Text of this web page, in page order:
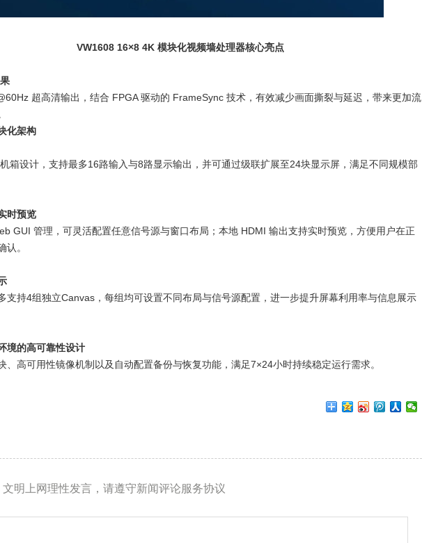
VW1608 16×8 4K 模块化视频墙处理器核心亮点
超高清输出，结合 FPGA驱动的 FrameSync 技术，有效减少画面撕裂与延迟，带来更加流
化架构
机箱设计，支持最多16路输入与8路显示输出，并可通过级联扩展至24块显示屏，满足不同规模部
时预览
GUI 管理，可灵活配置任意信号源与窗口布局；本地 HDMI 输出支持实时预览，方便用户在正
认。
支持4组独立Canvas ，每组均可设置不同布局与信号源配置，进一步提升屏幕利用率与信息展示
境的高可靠性设计
、高可用性镜像机制以及自动配置备份与恢复功能，满足7×24小时持续稳定运行需求。
文明上网理性发言，请遵守新闻评论服务协议